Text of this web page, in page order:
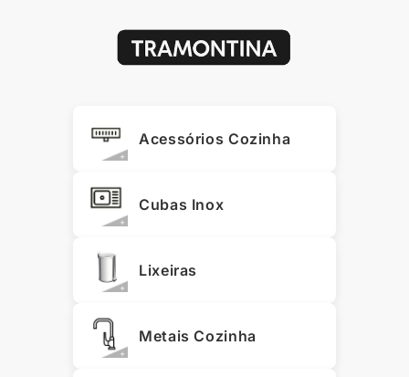
Acessórios Cozinha
Cubas Inox
Lixeiras
Metais Cozinha